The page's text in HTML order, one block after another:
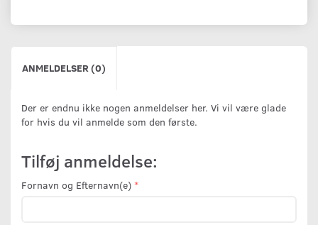
ANMELDELSER (0)
Der er endnu ikke nogen anmeldelser her. Vi vil være glade
for hvis du vil anmelde som den første.
Tilføj anmeldelse:
Fornavn og Efternavn(e)